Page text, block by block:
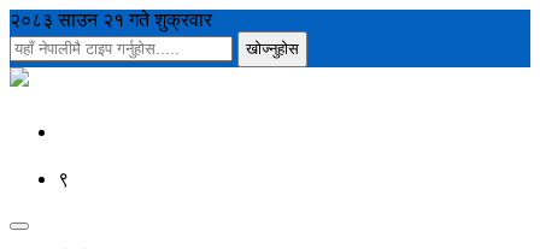
२०८३ साउन २१ गते शुक्रवार
९